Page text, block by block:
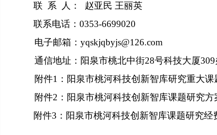
联 系 人： 赵亚民 王丽英
联系电话：0353-6699020
电子邮箱：yqskjqbyjs@126.com
通信地址：阳泉市桃北中街28号科技大厦309
附件1：阳泉市桃河科技创新智库研究重大
附件2：阳泉市桃河科技创新智库课题研究方
附件3：阳泉市桃河科技创新智库课题研